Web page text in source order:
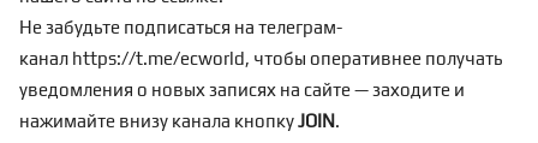
Не забудьте подписаться на телеграм-
канал https://t.me/ecworld, чтобы оперативнее получать
уведомления о новых записях на сайте — заходите и
нажимайте внизу канала кнопкуJOIN.